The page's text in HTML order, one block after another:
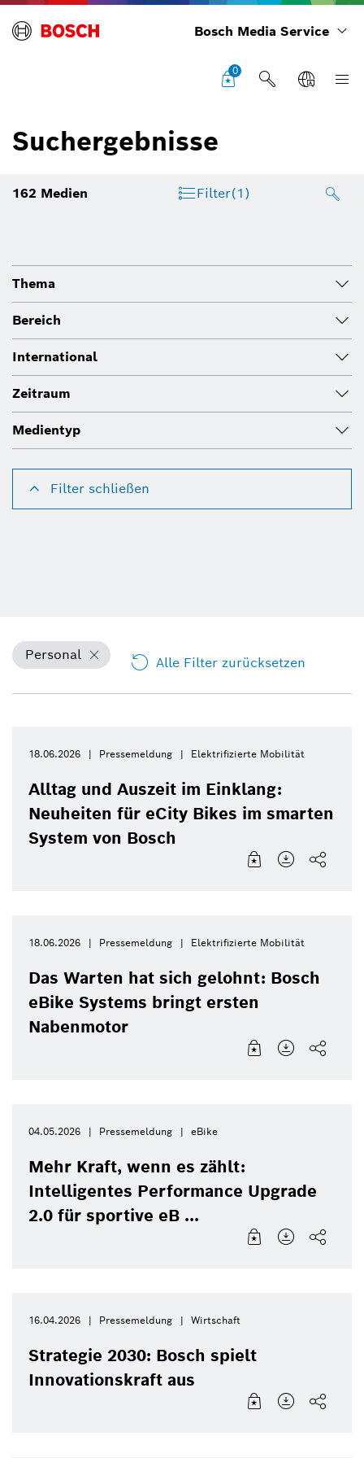
Bosch Media Service
0
Suchergebnisse
162 Medien Filter(1)
Thema
Bereich
International
Zeitraum
Medientyp
Filter schließen
Personal Alle Filter zurücksetzen
18.06.2026 Pressemeldung Elektrifizierte Mobilität
Alltag und Auszeit im Einklang:
Neuheiten für eCity Bikes im smarten
System von Bosch
18.06.2026 Pressemeldung Elektrifizierte Mobilität
Das Warten hat sich gelohnt: Bosch
eBike Systems bringt ersten
Nabenmotor
04.05.2026 Pressemeldung eBike
Mehr Kraft, wenn es zählt:
Intelligentes Performance Upgrade
2.0 für sportive eB ...
16.04.2026 Pressemeldung Wirtschaft
Strategie 2030: Bosch spielt
Innovationskraft aus